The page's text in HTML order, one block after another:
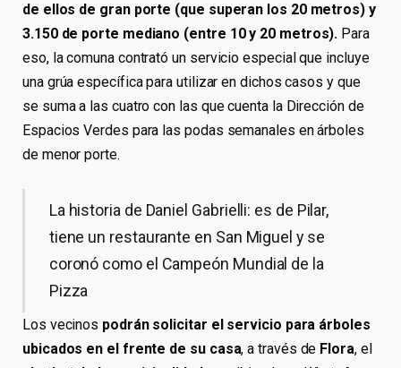
de ellos de gran porte (que superan los 20 metros) y
3.150 de porte mediano (entre 10 y 20 metros). Para
eso, la comuna contrató un servicio especial que incluye
una grúa específica para utilizar en dichos casos y que
se suma a las cuatro con las que cuenta la Dirección de
Espacios Verdes para las podas semanales en árboles
de menor porte.
La historia de Daniel Gabrielli: es de Pilar,
tiene un restaurante en San Miguel y se
coronó como el Campeón Mundial de la
Pizza
Los vecinos podrán solicitar el servicio para árboles
ubicados en el frente de su casa, a través de Flora, el